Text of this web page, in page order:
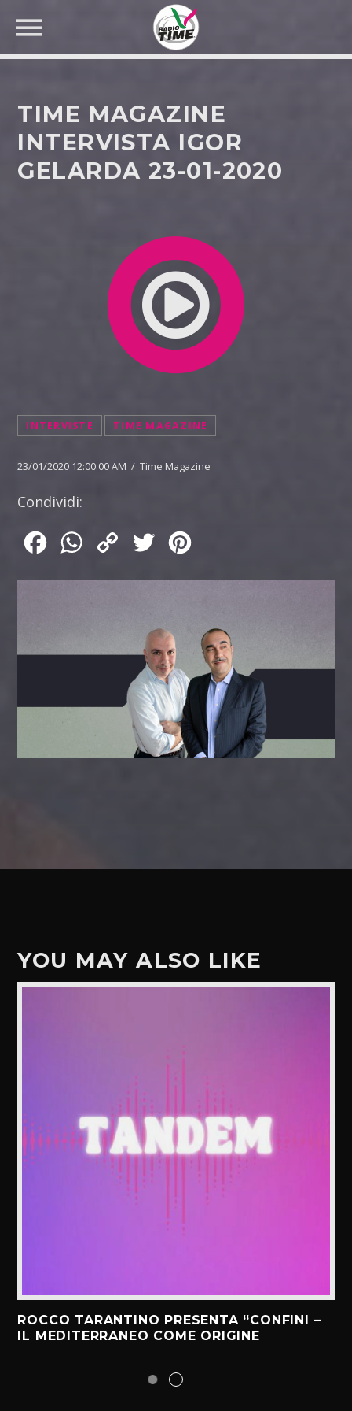
CERCA NEL SITO WEB:
TIME MAGAZINE
INTERVISTA IGOR
GELARDA 23-01-2020
INTERVISTE TIME MAGAZINE
23/01/2020 12:00:00 AM / Time Magazine
Condividi:
FacebookWhatsApp
Copy
Twitter
YOU MAY ALSO LIKE
ROCCO TARANTINO PRESENTA “CONFINI –
IL MEDITERRANEO COME ORIGINE